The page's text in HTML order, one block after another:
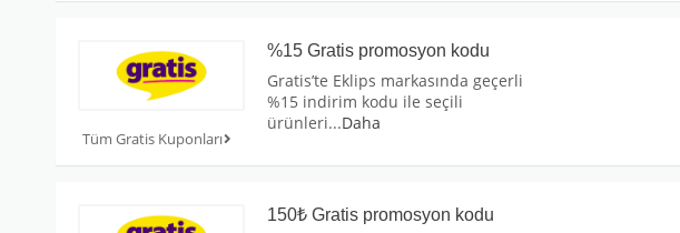
Tüm Gratis Kuponları
%15 Gratis promosyon kodu
Gratis’te Eklips markasında geçerli
%15 indirim kodu ile seçili
ürünleri...Daha
150₺ Gratis promosyon kodu